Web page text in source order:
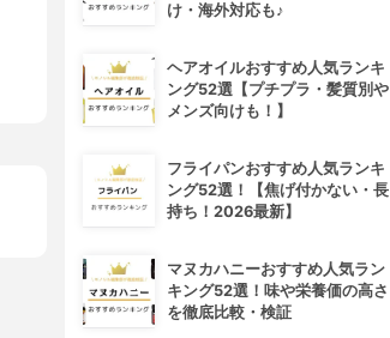
け・海外対応も♪
ヘアオイルおすすめ人気ランキ
ング52選【プチプラ・髪質別や
メンズ向けも！】
フライパンおすすめ人気ランキ
ング52選！【焦げ付かない・長
持ち！2026最新】
マヌカハニーおすすめ人気ラン
キング52選！味や栄養価の高さ
を徹底比較・検証